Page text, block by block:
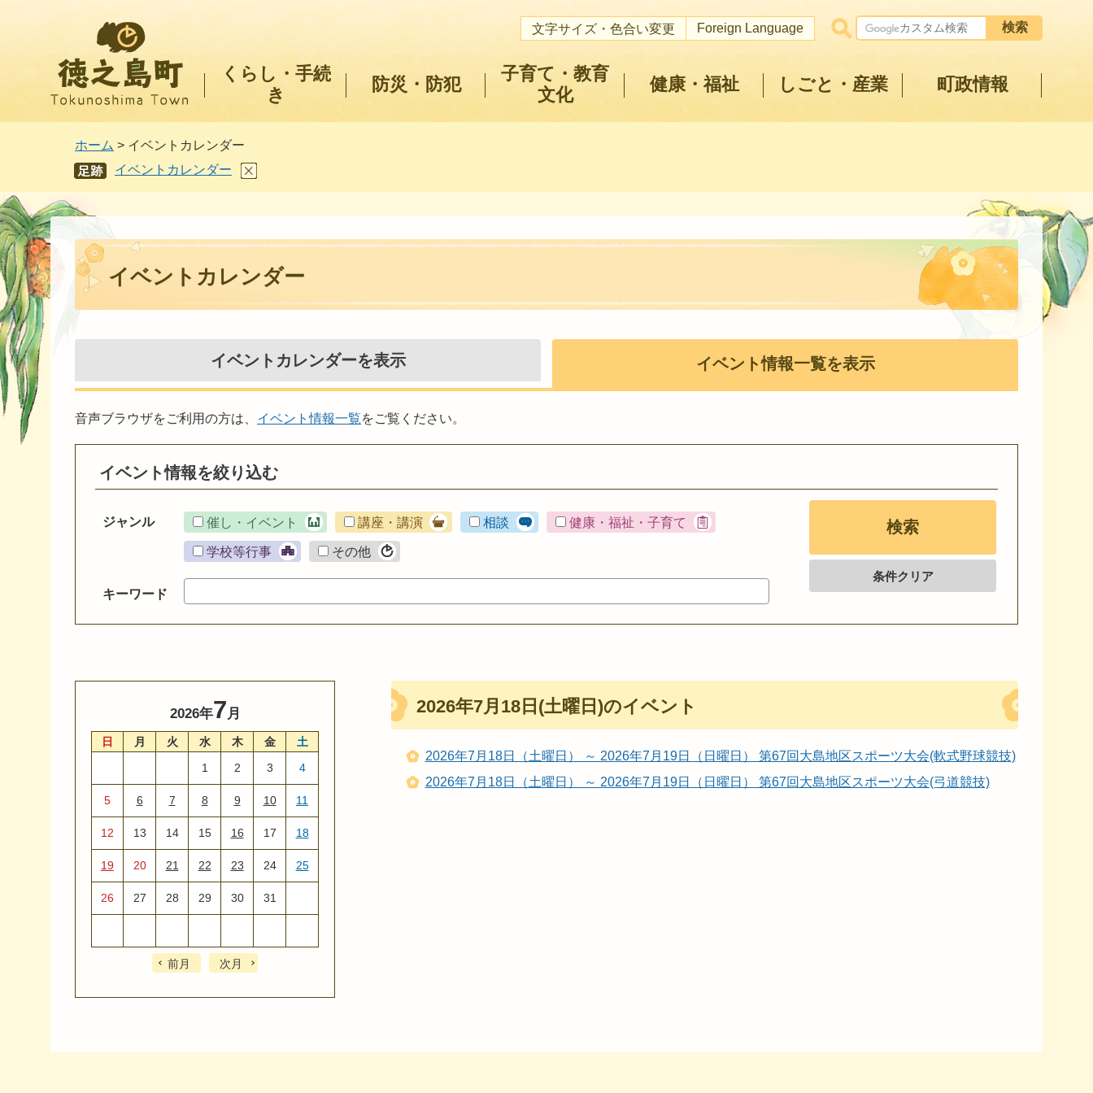
文字サイズ・色合い変更 Foreign Language
くらし・手続
き
防災・防犯
子育て・教育
文化
健康・福祉 しごと・産業 町政情報
ホーム > イベントカレンダー
あし
あと
イベントカレンダー
イベントカレンダー
イベントカレンダーを表示 イベント情報一覧を表示
音声ブラウザをご利用の方は、 イベント情報一覧をご覧ください。
イベント情報を絞り込む
ジャンル 催し・イベント 講座・講演 相談 健康・福祉・子育て
学校等行事 その他
キーワード
条件クリア
2026年7月
日 月 火 水 木 金
土
1
2 3 4
5 6 7 8 9 10 11
12 13 14 15 16 17 18
19 20 21 22 23 24 25
26 27 28 29 30 31
前月 次月
2026年7月18日(土曜日)のイベント
2026年7月18日（土曜日） ～ 2026年7月19日（日曜日） 第67回大島地区スポーツ大会(軟式野球競技)
2026年7月18日（土曜日） ～ 2026年7月19日（日曜日） 第67回大島地区スポーツ大会(弓道競技)